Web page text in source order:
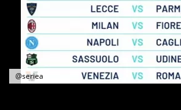
@seriea